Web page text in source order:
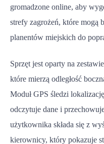
gromadzone online, aby
strefy zagrożeń, które mogą
planentów miejskich do
Sprzęt jest oparty na
które mierzą odległość
Moduł GPS śledzi
odczytuje dane i
użytkownika składa się z
kierownicy, który pokazuje